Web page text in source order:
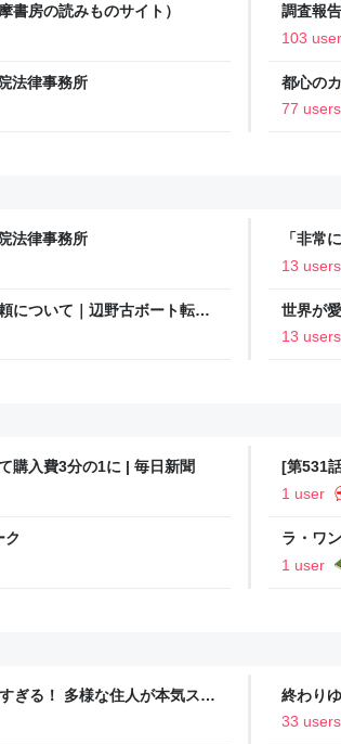
房の読みものサイト）
調査報
事故遺
103
法律事務所
都心の
77 users
法律事務所
「非常
爆体験
13 users
ついて｜辺野古ボート転覆
世界が
13 users
購入費3分の1に | 毎日新聞
[第531
ャンプ＋
1 user
ク
ラ・ワ
1 user
ぎる！ 多様な住人が本気スキ
価値向上”戦略 東京・中央
終わり
ること
33 users